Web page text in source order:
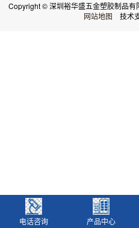
Copyright © 深圳裕华盛五金塑胶制品有
网站地图 技术
电话咨询 产品中心